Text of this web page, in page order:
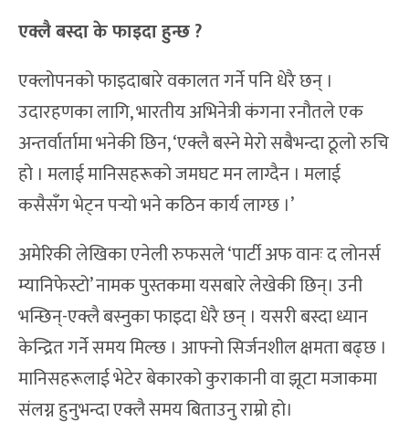
एक्लै बस्दा के फाइदा हुन्छ ?
एक्लोपनको फाइदाबारे वकालत गर्ने पनि धेरै छन् ।
उदारहणका लागि, भारतीय अभिनेत्री कंगना रनौतले एक
अन्तर्वार्तामा भनेकी छिन, ‘एक्लै बस्ने मेरो सबैभन्दा ठूलो रुचि
हो । मलाई मानिसहरूको जमघट मन लाग्दैन । मलाई
कसैसँग भेट्न पर्‍यो भने कठिन कार्य लाग्छ ।’
अमेरिकी लेखिका एनेली रुफसले ‘पार्टी अफ वानः द लोनर्स
म्यानिफेस्टो’ नामक पुस्तकमा यसबारे लेखेकी छिन्। उनी
भन्छिन्-एक्लै बस्नुका फाइदा धेरै छन् । यसरी बस्दा ध्यान
केन्द्रित गर्ने समय मिल्छ । आफ्नो सिर्जनशील क्षमता बढ्छ ।
मानिसहरूलाई भेटेर बेकारको कुराकानी वा झूटा मजाकमा
संलग्न हुनुभन्दा एक्लै समय बिताउनु राम्रो हो।